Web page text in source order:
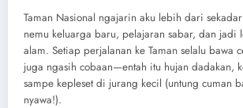
Taman Nasional ngajarin aku lebih dari
nemu keluarga baru, pelajaran sabar, dan jadi
alam. Setiap perjalanan ke Taman selalu bawa
juga ngasih cobaan—entah itu hujan dadakan,
sampe kepleset di jurang kecil (untung cuman
nyawa!).